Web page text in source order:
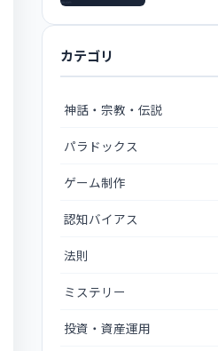
カテゴリ
神話・宗教・伝説
パラドックス
ゲーム制作
認知バイアス
法則
ミステリー
投資・資産運用